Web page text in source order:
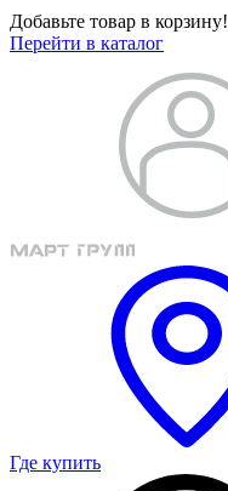
Добавьте товар в корзину!
Перейти в каталог
Где купить